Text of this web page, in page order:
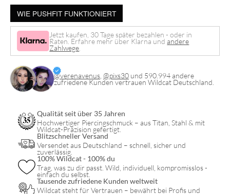
Moissanit
Trinity
Aufsatz
Menge
WIE PUSHFIT FUNKTIONIERT
Jetzt kaufen, 30 Tage später bezahlen - oder in
Raten. Erfahre mehr über Klarna undandere
Zahlwege
@verenavenus @pixs30 und 590.994 andere
zufriedene Kunden vertrauen Wildcat Deutschland.
Qualität seit über 35 Jahren
Hochwertiger Piercingschmuck – aus Titan, Stahl & mit
Wildcat-Präzision gefertigt.
Blitzschneller Versand
Versendet aus Deutschland – schnell, sicher und
zuverlässig.
100% Wildcat - 100% du
Trag, was zu dir passt. Wild, individuell, kompromisslos -
einfach du selbst.
Tausende zufriedene Kunden weltweit
Wildcat steht für Vertrauen – bewährt bei Profis und